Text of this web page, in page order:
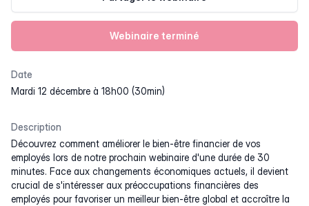
Webinaire terminé
Date
mardi 12 décembre à 18h00 (30min)
Description
Découvrez comment améliorer le bien-être financier de vos
employés lors de notre prochain webinaire d'une durée de 30
minutes. Face aux changements économiques actuels, il devient
crucial de s'intéresser aux préoccupations financières des
employés pour favoriser un meilleur bien-être global et accroître la